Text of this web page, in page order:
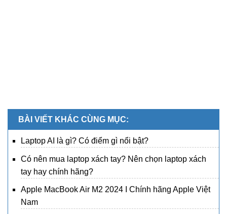
BÀI VIẾT KHÁC CÙNG MỤC:
Laptop AI là gì? Có điểm gì nổi bật?
Có nên mua laptop xách tay? Nên chọn laptop xách
tay hay chính hãng?
Apple MacBook Air M2 2024 I Chính hãng Apple Việt
Nam